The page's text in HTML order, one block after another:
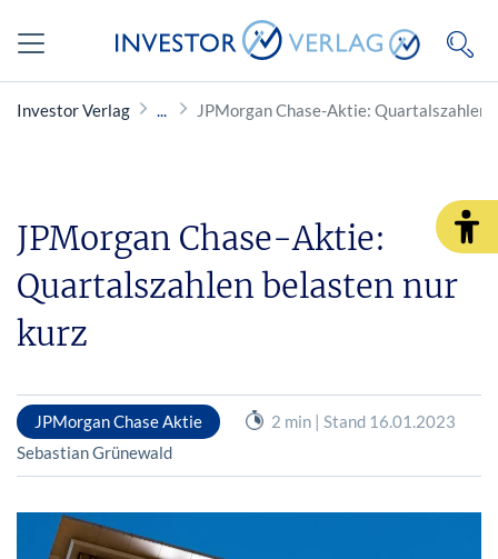
Investor Verlag JPMorgan Chase-Aktie: Quartalszahlen
JPMorgan Chase-Aktie:
Quartalszahlen belasten nur
kurz
JPMorgan Chase Aktie
2 min | Stand 16.01.2023
Sebastian Grünewald